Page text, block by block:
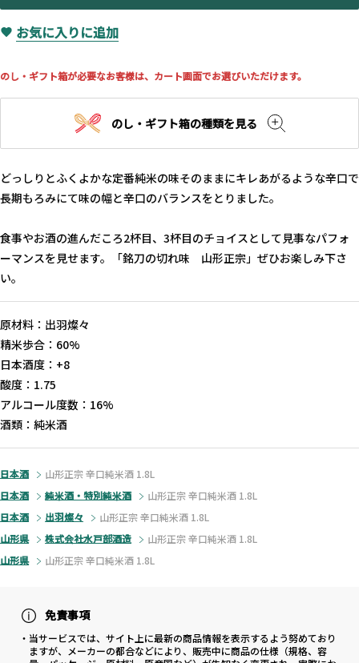
お気に入りに追加
のし・ギフト箱が必要なお客様は、カート画面でお選びいただけます。
のし・ギフト箱の種類を見る
どっしりとふくよかな定番純米の味そのままにキレあがるような辛口で
長期もろみにて味の幅と辛口のバランスをとりました。
食事やお酒の進んだころ2杯目、3杯目のチョイスとして見事なパフォ
ーマンスを見せます。「銘刀の切れ味 山形正宗」ぜひお楽しみ下さ
い。
原材料：出羽燦々
精米歩合：60%
日本酒度：+8
酸度：1.75
アルコール度数：16%
酒類：純米酒
日本酒
山形正宗 辛口純米酒 1.8L
日本酒
純米酒・特別純米酒
山形正宗 辛口純米酒 1.8L
日本酒
出羽燦々
山形正宗 辛口純米酒 1.8L
山形県
株式会社水戸部酒造
山形正宗 辛口純米酒 1.8L
山形県
山形正宗 辛口純米酒 1.8L
免責事項
・当サービスでは、サイト上に最新の商品情報を表示するよう努めており
ますが、メーカーの都合などにより、販売中に商品の仕様（規格、容